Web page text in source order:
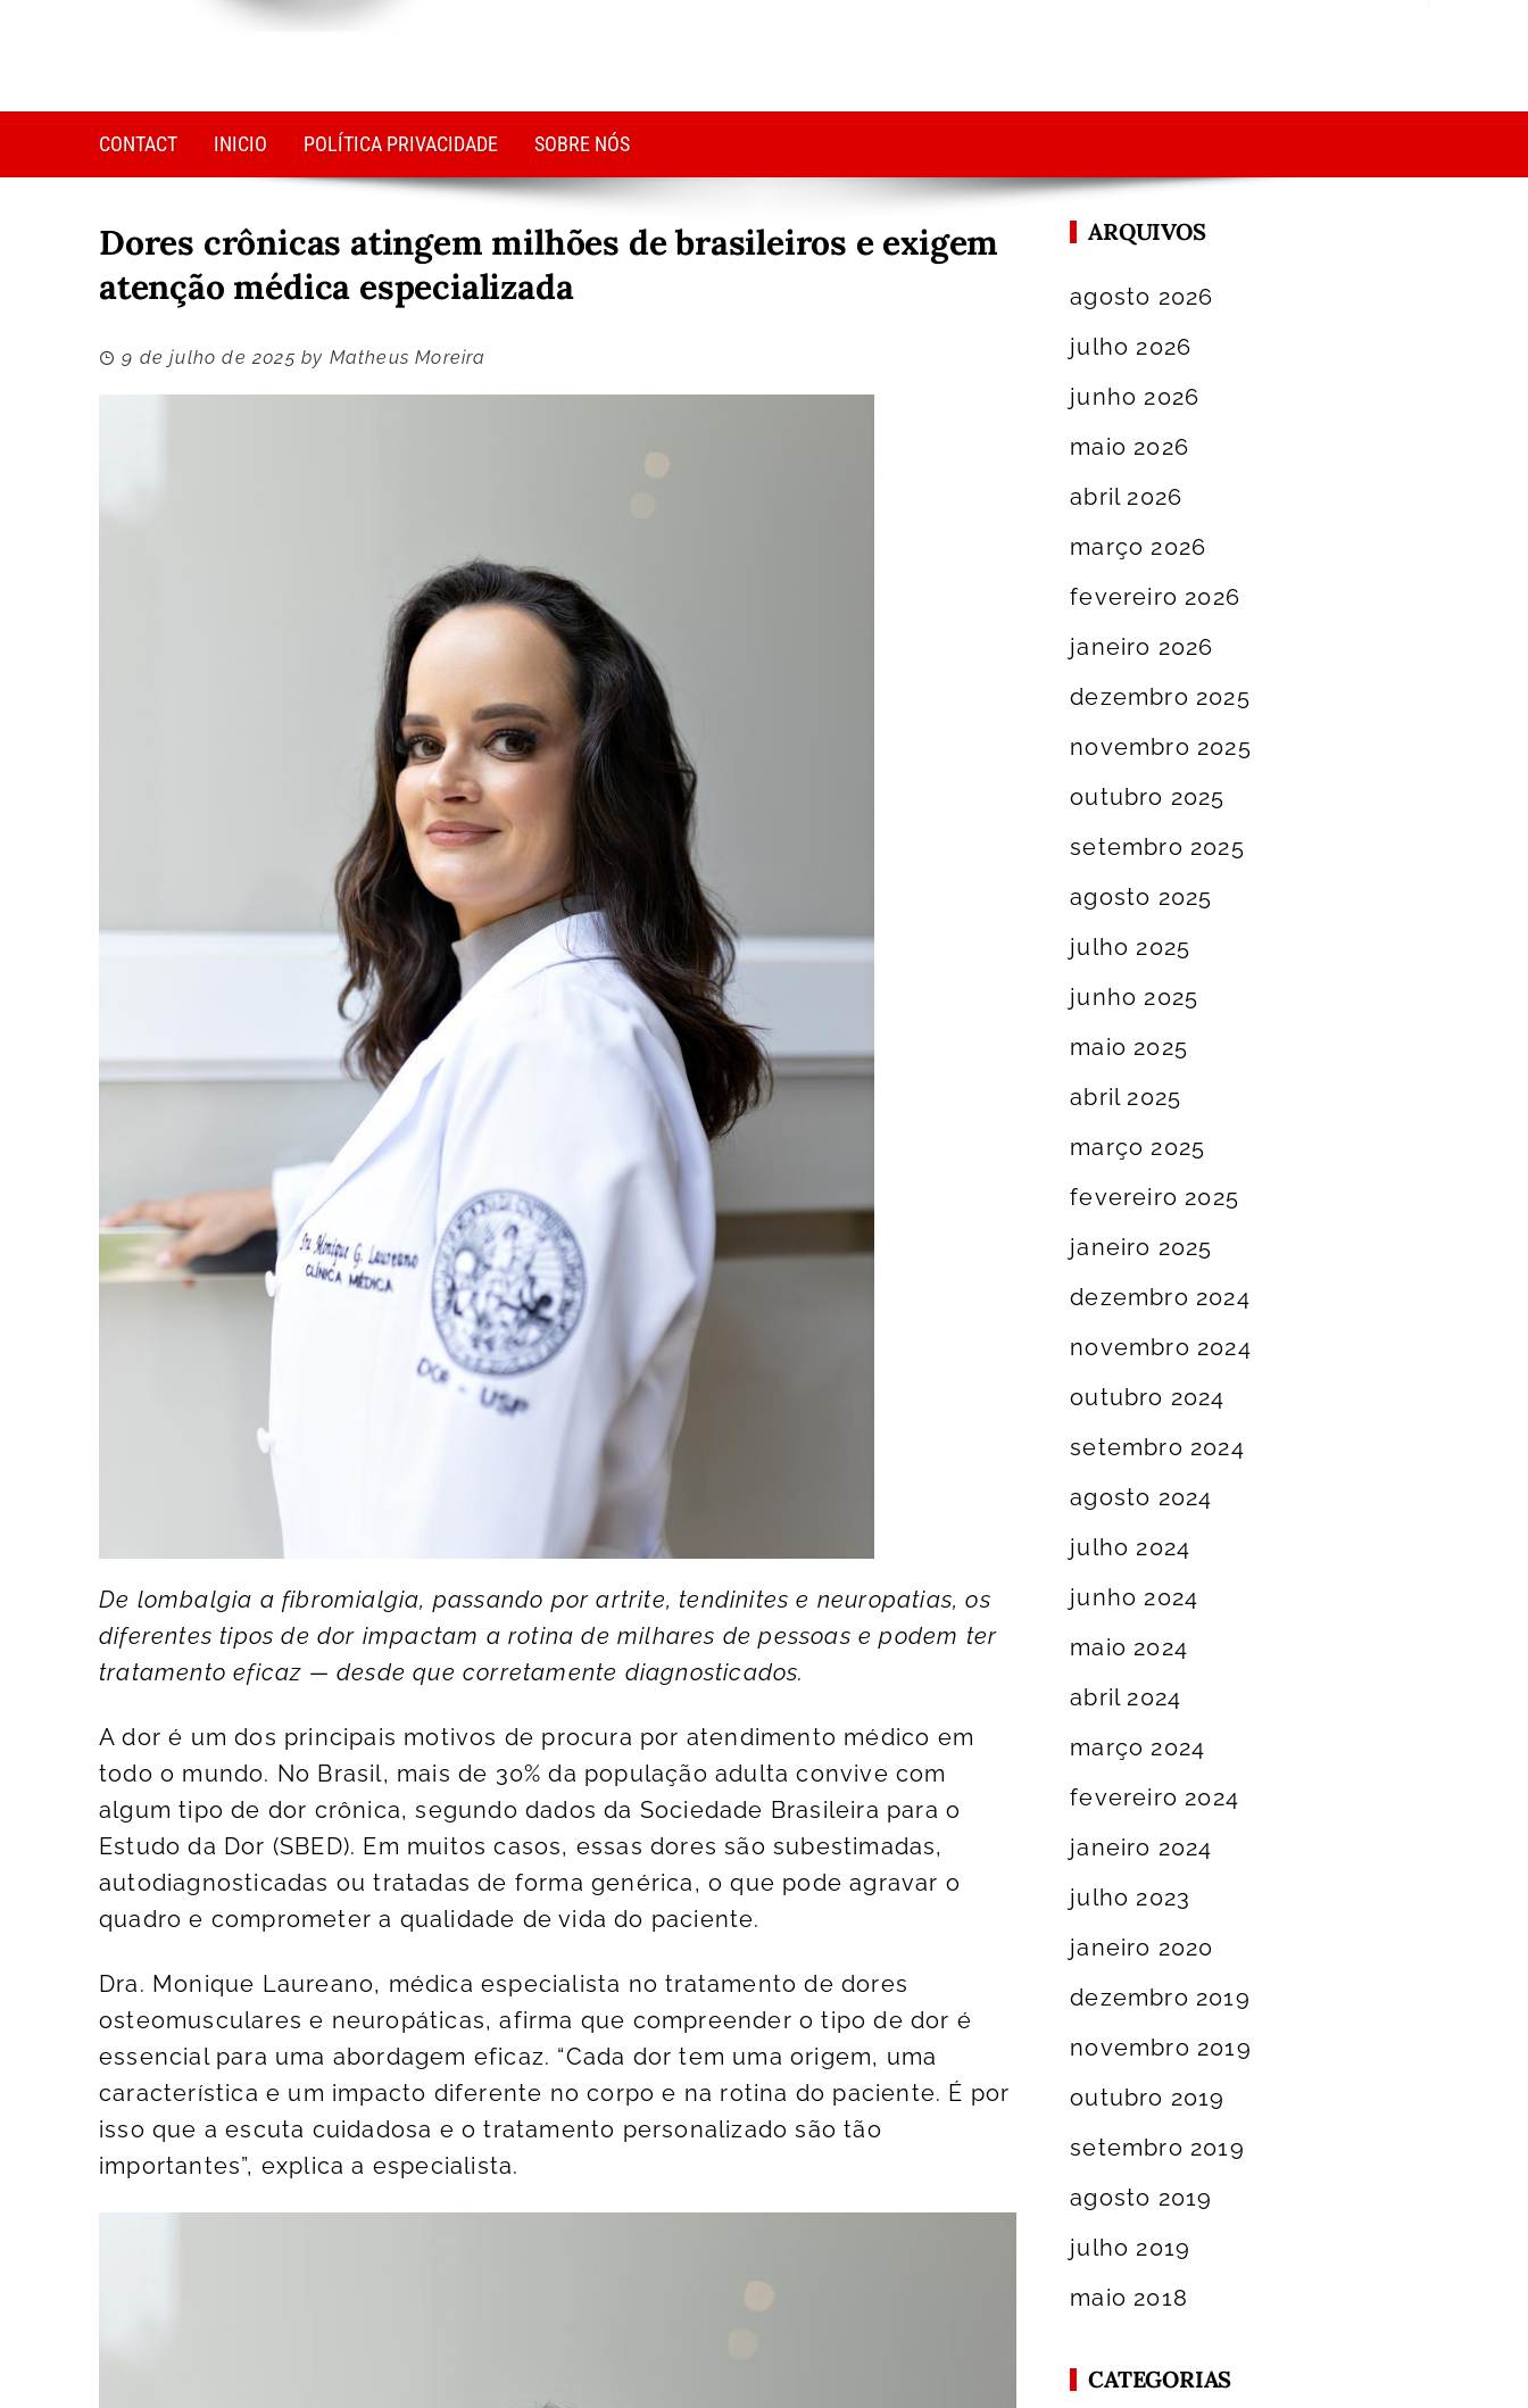
CONTACT INICIO POLÍTICA PRIVACIDADE SOBRE NÓS
Dores crônicas atingem milhões de brasileiros e exigem
atenção médica especializada
9 de julho de 2025 by Matheus Moreira
De lombalgia a fibromialgia, passando por artrite, tendinites e neuropatias, os
diferentes tipos de dor impactam a rotina de milhares de pessoas e podem ter
tratamento eficaz — desde que corretamente diagnosticados.
A dor é um dos principais motivos de procura por atendimento médico em
todo o mundo. No Brasil, mais de 30% da população adulta convive com
algum tipo de dor crônica, segundo dados da Sociedade Brasileira para o
Estudo da Dor (SBED). Em muitos casos, essas dores são subestimadas,
autodiagnosticadas ou tratadas de forma genérica, o que pode agravar o
quadro e comprometer a qualidade de vida do paciente.
Dra. Monique Laureano, médica especialista no tratamento de dores
osteomusculares e neuropáticas, afirma que compreender o tipo de dor é
essencial para uma abordagem eficaz. “Cada dor tem uma origem, uma
característica e um impacto diferente no corpo e na rotina do paciente. É por
isso que a escuta cuidadosa e o tratamento personalizado são tão
importantes”, explica a especialista.
ARQUIVOS
agosto 2026
julho 2026
junho 2026
maio 2026
abril 2026
março 2026
fevereiro 2026
janeiro 2026
dezembro 2025
novembro 2025
outubro 2025
setembro 2025
agosto 2025
julho 2025
junho 2025
maio 2025
abril 2025
março 2025
fevereiro 2025
janeiro 2025
dezembro 2024
novembro 2024
outubro 2024
setembro 2024
agosto 2024
julho 2024
junho 2024
maio 2024
abril 2024
março 2024
fevereiro 2024
janeiro 2024
julho 2023
janeiro 2020
dezembro 2019
novembro 2019
outubro 2019
setembro 2019
agosto 2019
julho 2019
maio 2018
CATEGORIAS